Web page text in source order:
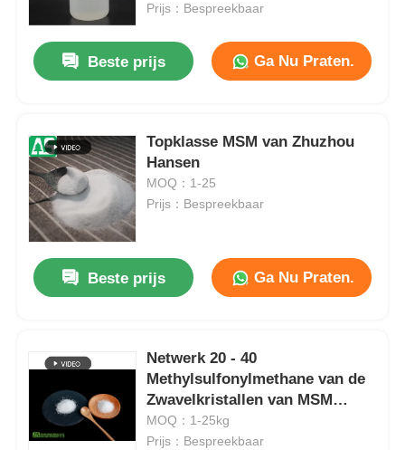
Thuis
Prijs：Bespreekbaar
Beste prijs Ga Nu Praten.
Topklasse MSM van Zhuzhou
Hansen
MOQ：1-25
Prijs：Bespreekbaar
Beste prijs Ga Nu Praten.
Netwerk 20 - 40
Methylsulfonylmethane van de
Zwavelkristallen van MSM
Zuiver Organisch voor Huisdier
MOQ：1-25kg
Prijs：Bespreekbaar